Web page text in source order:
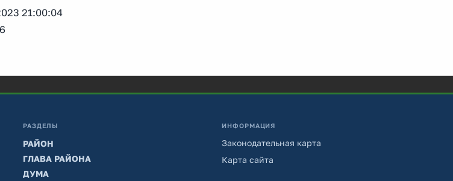
21:00:04
РАЗДЕЛЫ
РАЙОН
ГЛАВА РАЙОНА
ДУМА
ИНФОРМАЦИЯ
Законодательная карта
Карта сайта